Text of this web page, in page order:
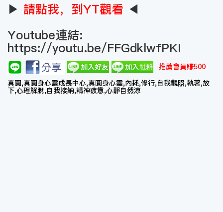
▶ 請點我，到YT觀看 ◀
Youtube連結:
https://youtu.be/FFGdklwfPKI
推薦會員賺500
真圓,真圓身心靈成長中心,真圓身心靈,內耗,修行,自我觀照,執著,放
下,心理解脫,自我接納,精神疲憊,心靜自然涼